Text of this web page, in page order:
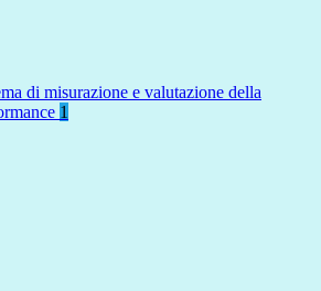
di misurazione e valutazione della
1